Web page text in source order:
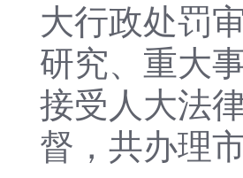
大行政处罚
研究、重大
接受人大法
督，共办理